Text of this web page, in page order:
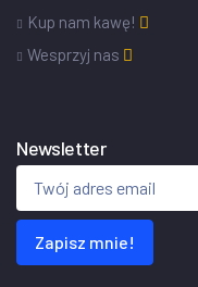
Kup nam kawę!
Wesprzyj nas
Newsletter
Zapisz mnie!